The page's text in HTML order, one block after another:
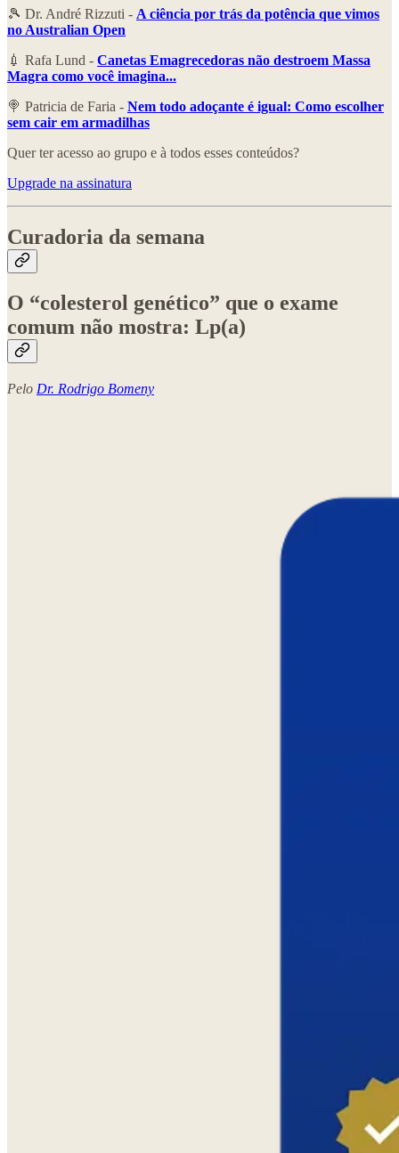
🎾 Dr. André Rizzuti - A ciência por trás da potência que vimos
no Australian Open
💉 Rafa Lund - Canetas Emagrecedoras não destroem Massa
Magra como você imagina...
🍭 Patricia de Faria - Nem todo adoçante é igual: Como escolher
sem cair em armadilhas
Quer ter acesso ao grupo e à todos esses conteúdos?
Upgrade na assinatura
Curadoria da semana
O “colesterol genético” que o exame
comum não mostra: Lp(a)
Pelo Dr. Rodrigo Bomeny